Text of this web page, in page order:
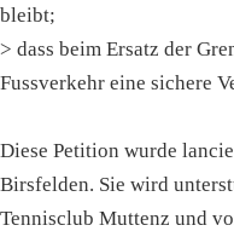
bleibt;
> dass beim Ersatz der
Fussverkehr eine sichere
Diese Petition wurde
Birsfelden. Sie wird
Tennisclub Muttenz und